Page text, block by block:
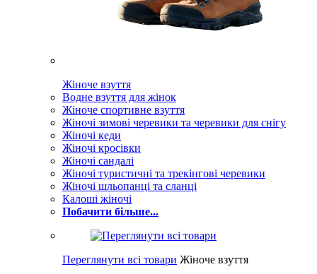
Жіноче взуття
Водне взуття для жінок
Жіноче спортивне взуття
Жіночі зимові черевики та черевики для снігу
Жіночі кеди
Жіночі кросівки
Жіночі сандалі
Жіночі туристичні та трекінгові черевики
Жіночі шльопанці та сланці
Калоші жіночі
Побачити більше...
Переглянути всі товари Жіноче взуття